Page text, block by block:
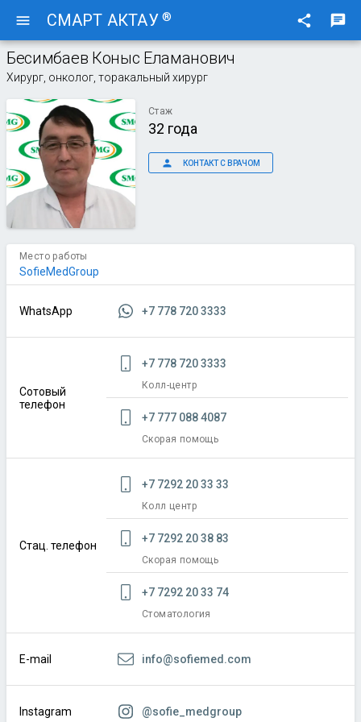
menu СМАРТ АКТАУ ® share chat
Бесимбаев Коныс Еламанович
Хирург, онколог, торакальный хирург
Стаж
32 года
person КОНТАКТ С ВРАЧОМ
Место работы
SofieMedGroup
WhatsApp +7 778 720 3333
Сотовый
телефон
+7 778 720 3333
Колл-центр
+7 777 088 4087
Скорая помощь
Стац. телефон
+7 7292 20 33 33
Колл центр
+7 7292 20 38 83
Скорая помощь
+7 7292 20 33 74
Стоматология
E-mail info@sofiemed.com
Instagram @sofie_medgroup